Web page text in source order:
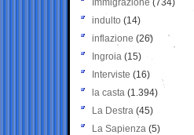
Immigrazione (734)
indulto (14)
inflazione (26)
Ingroia (15)
Interviste (16)
la casta (1.394)
La Destra (45)
La Sapienza (5)